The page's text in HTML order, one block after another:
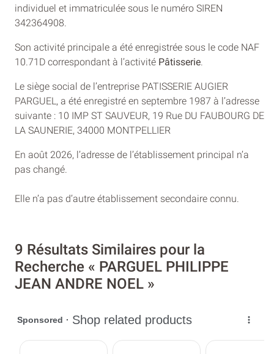
individuel et immatriculée sous le numéro SIREN
342364908.
Son activité principale a été enregistrée sous le code NAF
10.71D correspondant à l’activité Pâtisserie
Le siège social de l’entreprise PATISSERIE AUGIER
PARGUEL, a été enregistré en septembre 1987 à l’adresse
suivante : 10 IMP ST SAUVEUR, 19 Rue DU FAUBOURG DE
LA SAUNERIE, 34000 MONTPELLIER
En août 2026, l’adresse de l’établissement principal n’a
pas changé.
Elle n’a pas d’autre établissement secondaire connu.
9 Résultats Similaires pour la
Recherche « PARGUEL PHILIPPE
JEAN ANDRE NOEL »